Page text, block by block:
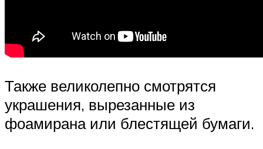
Также великолепно смотрятся
украшения, вырезанные из
фоамирана или блестящей бумаги.